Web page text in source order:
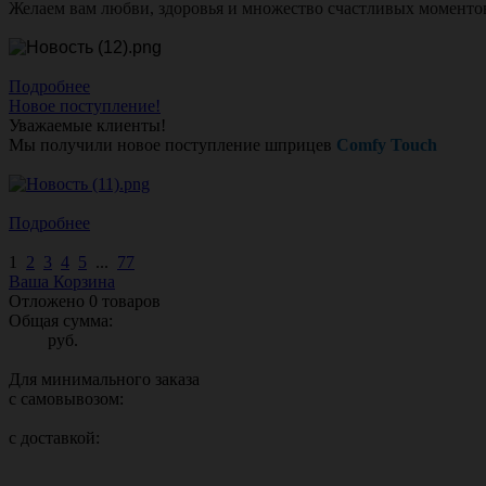
Желаем вам любви, здоровья и множество счастливых
Подробнее
Новое поступление!
Уважаемые клиенты!
Мы получили новое поступление шприцев Comfy Touch
Подробнее
1 2 3 4 5 ... 77
Ваша Корзина
Отложено 0 товаров
Общая сумма:
руб.
Для минимального заказа
с самовывозом:
с доставкой: